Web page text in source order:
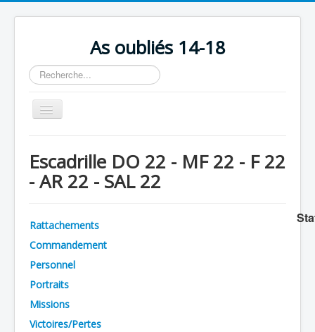
As oubliés 14-18
Rechercher
Basculer
la
Chronologie
Escadrilles
Avions
Personnels
Formation
Doctrines
Escadrille DO 22 - MF 22 - F 22
- AR 22 - SAL 22
Rattachements
Commandement
Personnel
Portraits
Missions
Victoires/Pertes